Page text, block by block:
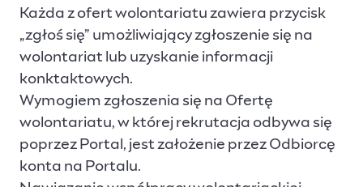
Każda z ofert wolontariatu zawiera przycisk
„zgłoś się” umożliwiający zgłoszenie się na
wolontariat lub uzyskanie informacji
konktaktowych.
Wymogiem zgłoszenia się na Ofertę
wolontariatu, w której rekrutacja odbywa się
poprzez Portal, jest założenie przez Odbiorcę
konta na Portalu.